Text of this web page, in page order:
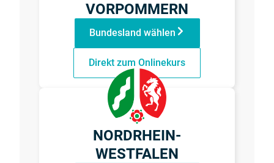
VORPOMMERN
Bundesland wählen
Direkt zum Onlinekurs
NORDRHEIN-
WESTFALEN